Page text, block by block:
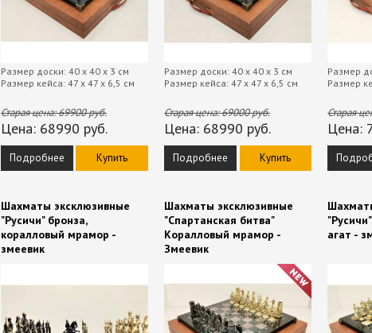
Размер доски: 40 х 40 х 3 см
Размер кейса: 47 х 47 х 6,5 см
Старая цена:69900руб.
Цена: 68990 руб.
Подробнее Купить
Размер доски: 40 х 40 х 3 см
Размер кейса: 47 х 47 х 6,5 см
Старая цена:69000руб.
Цена: 68990 руб.
Подробнее Купить
Размер
Размер
Старая
Цена:
Шахматы эксклюзивные
"Русичи" бронза,
коралловый мрамор -
змеевик
Шахматы эксклюзивные
"Спартанская битва"
Коралловый мрамор -
Змеевик
агат -